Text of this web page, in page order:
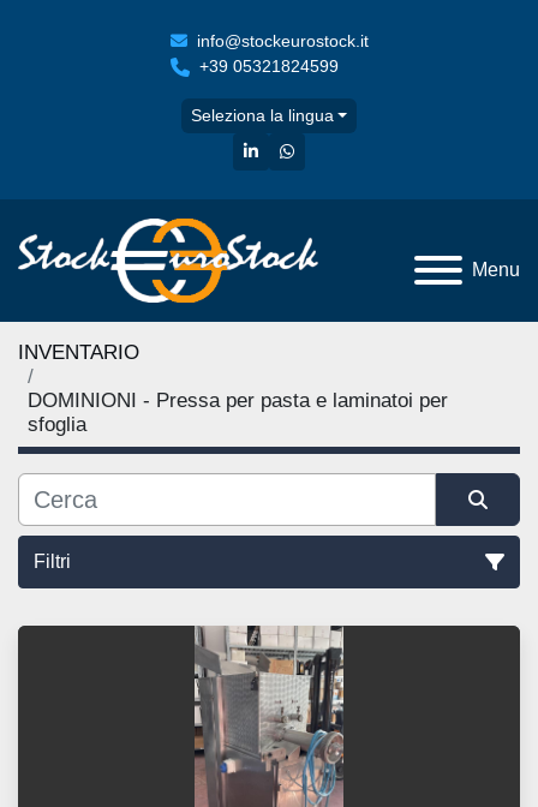
info@stockeurostock.it
+39 05321824599
Seleziona la lingua
linkedinwhatsapp
Menu
INVENTARIO
DOMINIONI - Pressa per pasta e laminatoi per
sfoglia
Filtri
Tutte le categorie
Ordina per